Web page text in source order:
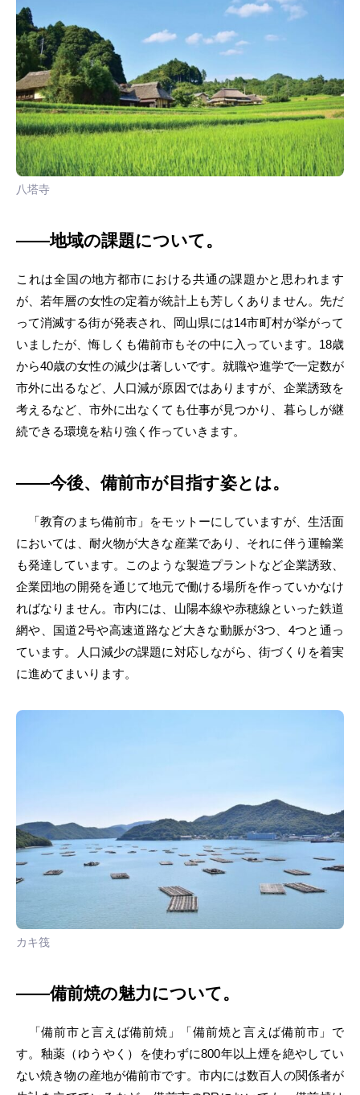
八塔寺
――地域の課題について。
これは全国の地方都市における共通の課題かと思われます
が、若年層の女性の定着が統計上も芳しくありません。先だ
って消滅する街が発表され、岡山県には14市町村が挙がって
いましたが、悔しくも備前市もその中に入っています。18歳
から40歳の女性の減少は著しいです。就職や進学で一定数が
市外に出るなど、人口減が原因ではありますが、企業誘致を
考えるなど、市外に出なくても仕事が見つかり、暮らしが継
続できる環境を粘り強く作っていきます。
――今後、備前市が目指す姿とは。
「教育のまち備前市」をモットーにしていますが、生活面
においては、耐火物が大きな産業であり、それに伴う運輸業
も発達しています。このような製造プラントなど企業誘致、
企業団地の開発を通じて地元で働ける場所を作っていかなけ
ればなりません。市内には、山陽本線や赤穂線といった鉄道
網や、国道2号や高速道路など大きな動脈が3つ、4つと通っ
ています。人口減少の課題に対応しながら、街づくりを着実
に進めてまいります。
カキ筏
――備前焼の魅力について。
「備前市と言えば備前焼」「備前焼と言えば備前市」で
す。釉薬（ゆうやく）を使わずに800年以上煙を絶やしてい
ない焼き物の産地が備前市です。市内には数百人の関係者が